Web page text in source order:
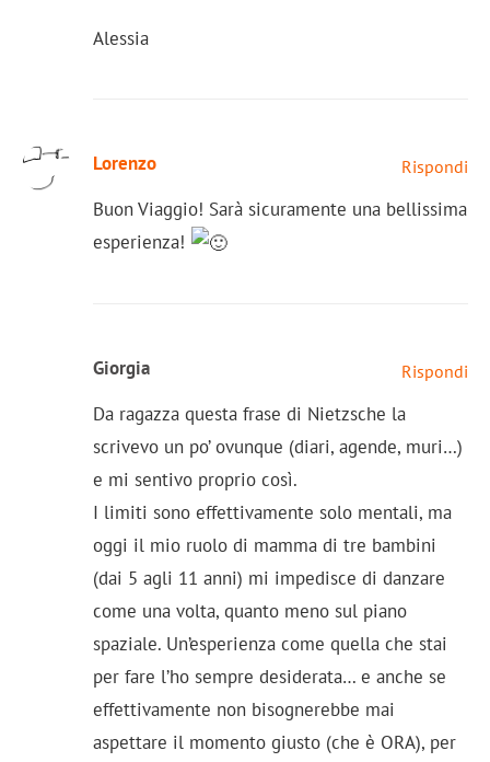
Alessia
Lorenzo Rispondi
Buon Viaggio! Sarà sicuramente una bellissima
esperienza!
Giorgia Rispondi
Da ragazza questa frase di Nietzsche la
scrivevo un po’ ovunque (diari, agende, muri…)
e mi sentivo proprio così.
I limiti sono effettivamente solo mentali, ma
oggi il mio ruolo di mamma di tre bambini
(dai 5 agli 11 anni) mi impedisce di danzare
come una volta, quanto meno sul piano
spaziale. Un’esperienza come quella che stai
per fare l’ho sempre desiderata… e anche se
effettivamente non bisognerebbe mai
aspettare il momento giusto (che è ORA), per